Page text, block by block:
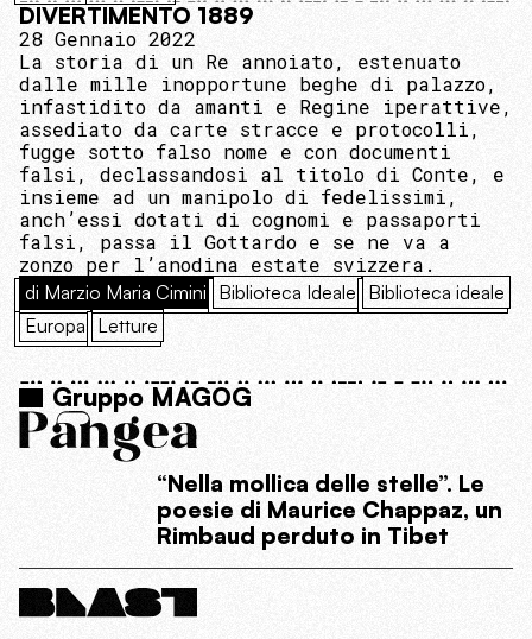
DIVERTIMENTO 1889
28 Gennaio 2022
La storia di un Re annoiato, estenuato
dalle mille inopportune beghe di palazzo,
infastidito da amanti e Regine iperattive,
assediato da carte stracce e protocolli,
fugge sotto falso nome e con documenti
falsi, declassandosi al titolo di Conte, e
insieme ad un manipolo di fedelissimi,
anch’essi dotati di cognomi e passaporti
falsi, passa il Gottardo e se ne va a
zonzo per l’anodina estate svizzera.
di Marzio Maria Cimini Biblioteca Ideale Biblioteca ideale
Europa Letture
Gruppo MAGOG
“Nella mollica delle stelle”. Le
poesie di Maurice Chappaz, un
Rimbaud perduto in Tibet